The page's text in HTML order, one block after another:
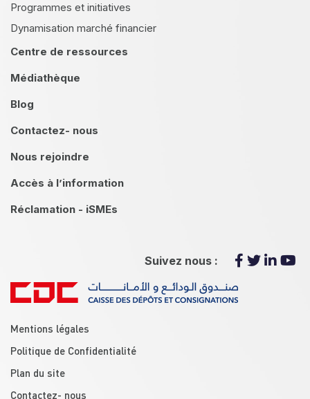
Programmes et initiatives
Dynamisation marché financier
Centre de ressources
Médiathèque
Blog
Contactez- nous
Nous rejoindre
Accès à l’information
Réclamation - iSMEs
Suivez nous :
Mentions légales
Politique de Confidentialité
Plan du site
Contactez- nous